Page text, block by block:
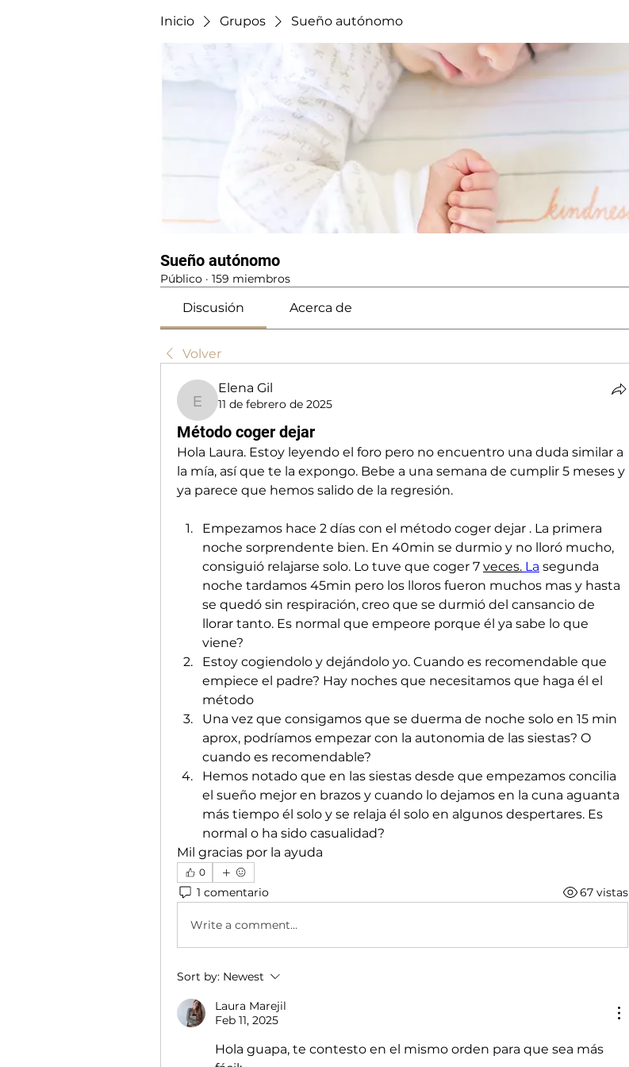
Inicio Grupos Sueño autónomo
Sueño autónomo
Público · 159 miembros
Discusión Acerca de
Volver
Elena Gil
Elena Gil
11 de febrero de 2025
Método coger dejar
Hola Laura. Estoy leyendo el foro pero no encuentro una duda similar a
la mía, así que te la expongo. Bebe a una semana de cumplir 5 meses y
ya parece que hemos salido de la regresión.
Empezamos hace 2 días con el método coger dejar . La primera
noche sorprendente bien. En 40min se durmio y no lloró mucho,
consiguió relajarse solo. Lo tuve que coger 7 veces. La segunda
noche tardamos 45min pero los lloros fueron muchos mas y hasta
se quedó sin respiración, creo que se durmió del cansancio de
llorar tanto. Es normal que empeore porque él ya sabe lo que
viene?
Estoy cogiendolo y dejándolo yo. Cuando es recomendable que
empiece el padre? Hay noches que necesitamos que haga él el
método
Una vez que consigamos que se duerma de noche solo en 15 min
aprox, podríamos empezar con la autonomia de las siestas? O
cuando es recomendable?
Hemos notado que en las siestas desde que empezamos concilia
el sueño mejor en brazos y cuando lo dejamos en la cuna aguanta
más tiempo él solo y se relaja él solo en algunos despertares. Es
normal o ha sido casualidad?
Mil gracias por la ayuda
0
1 comentario 67 vistas
Write a comment...
Sort by: Newest
Laura Marejil
Feb 11, 2025
Hola guapa, te contesto en el mismo orden para que sea más